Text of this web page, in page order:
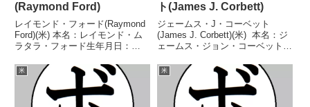
(Raymond Ford)
レイモンド・フォード(Raymond
Ford)(米) 本名：レイモンド・ム
ラタラ・フォード生年月日：
戦18勝(8KO)2敗1分 【獲得タイ
トル】2018年度ナショナル・ゴ
ールデン・グローブバンタム級
優...
ト(James J. Corbett)
ジェームス・J・コーベット
(James J. Corbett)(米) 本名：ジ
ェームス・ジョン・コーベット生
戦績：24戦14勝(5KO)4敗3分3無
効試合 【獲得タイトル】第2代
世界ヘビー級王座 【...
米 米